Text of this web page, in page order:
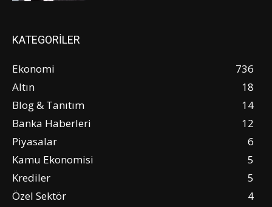
KATEGORİLER
Ekonomi
736
Altın
18
Blog & Tanıtım
14
Banka Haberleri
12
Piyasalar
6
Kamu Ekonomisi
5
Krediler
5
Özel Sektör
4